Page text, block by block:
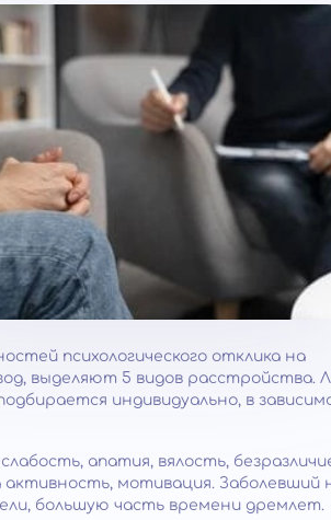
психологического отклика на
выделяют 5 видов расстройства.
индивидуально, в
апатия, вялость,
активность, мотивация. Заболевший
большую часть времени дремлет.